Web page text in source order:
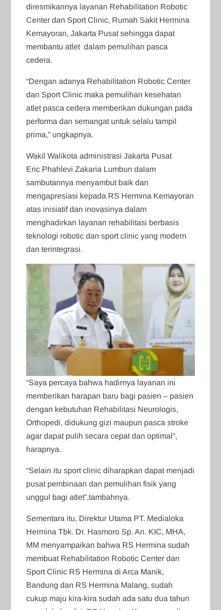
diresmikannya layanan Rehabilitation Robotic
Center dan Sport Clinic, Rumah Sakit Hermina
Kemayoran, Jakarta Pusat sehingga dapat
membantu atlet dalam pemulihan pasca
cedera.
“Dengan adanya Rehabilitation Robotic Center
dan Sport Clinic maka pemulihan kesehatan
atlet pasca cedera memberikan dukungan pada
performa dan semangat untuk selalu tampil
prima,” ungkapnya.
Wakil Walikota administrasi Jakarta Pusat
Eric Phahlevi Zakaria Lumbun dalam
sambutannya menyambut baik dan
mengapresiasi kepada RS Hermina Kemayoran
atas inisiatif dan inovasinya dalam
menghadirkan layanan rehabilitasi berbasis
teknologi robotic dan sport clinic yang modern
dan terintegrasi.
“Saya percaya bahwa hadirnya layanan ini
memberikan harapan baru bagi pasien – pasien
dengan kebutuhan Rehabilitasi Neurologis,
Orthopedi, didukung gizi maupun pasca stroke
agar dapat pulih secara cepat dan optimal”,
harapnya.
“Selain itu sport clinic diharapkan dapat menjadi
pusat pembinaan dan pemulihan fisik yang
unggul bagi atlet”,tambahnya.
Sementara itu, Direktur Utama PT. Medialoka
Hermina Tbk. Dr. Hasmoro Sp. An. KIC, MHA,
MM menyampaikan bahwa RS Hermina sudah
membuat Rehabilitation Robotic Center dan
Sport Clinic RS Hermina di Arca Manik,
Bandung dan RS Hermina Malang, sudah
cukup maju kira-kira sudah ada satu dua tahun